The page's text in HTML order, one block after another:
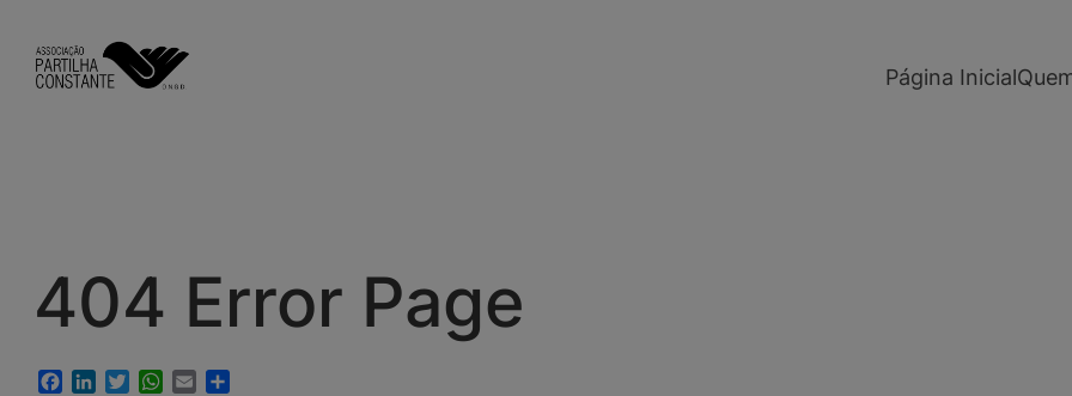
para
Página Inicial
404 Error Page
Facebook
LinkedInTwitterWhatsApp
Email